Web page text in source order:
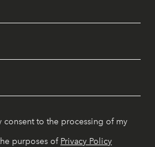
consent to the processing of my
purposes of Privacy Policy